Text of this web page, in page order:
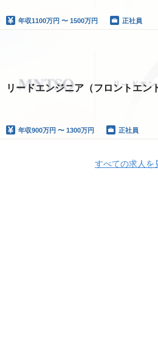
年収1100万円 〜 1500万円 正社員
リードエンジニア（フロントエン
年収900万円 〜 1300万円 正社員
すべての求人を